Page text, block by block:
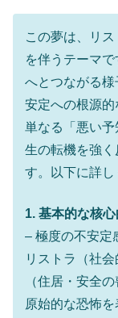
この夢は、リ
を伴うテーマ
へとつながる様
安定への根源
単なる「悪い
生の転機を強く
す。以下に詳し
1. 基本的な核
– 極度の不安定
リストラ（社
（住居・安全
原始的な恐怖